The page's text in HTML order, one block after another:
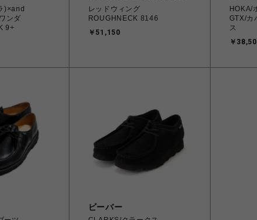
)×and
ンダ
9+
レッドウィング
ROUGHNECK 8146
￥51,150
HOKA/
GTX/カ
ス
￥
ビーバー